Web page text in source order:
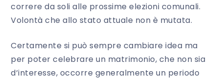
correre da soli alle prossime elezioni comunali.
Volontà che allo stato attuale non è mutata.
Certamente si può sempre cambiare idea ma
per poter celebrare un matrimonio, che non sia
d’interesse, occorre generalmente un periodo